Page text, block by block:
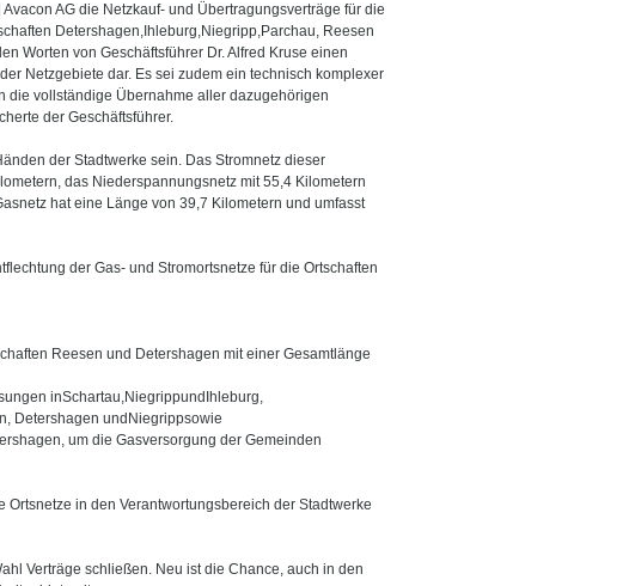
AG die Netzkauf- und Übertragungsverträge für die
Detershagen,Ihleburg,Niegripp,Parchau, Reesen
Worten von Geschäftsführer Dr. Alfred Kruse einen
Netzgebiete dar. Es sei zudem ein technisch komplexer
die vollständige Übernahme aller dazugehörigen
der Geschäftsführer.
der Stadtwerke sein. Das Stromnetz dieser
das Niederspannungsnetz mit 55,4 Kilometern
hat eine Länge von 39,7 Kilometern und umfasst
der Gas- und Stromortsnetze für die Ortschaften
Reesen und Detershagen mit einer Gesamtlänge
inSchartau,NiegrippundIhleburg,
Detershagen undNiegrippsowie
um die Gasversorgung der Gemeinden
in den Verantwortungsbereich der Stadtwerke
Verträge schließen. Neu ist die Chance, auch in den